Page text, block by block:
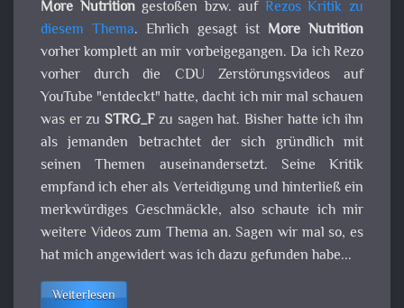
More Nutritiongestoßen bzw. auf Rezos Kritik zu
diesem Thema. Ehrlich gesagt ist More Nutrition
vorher komplett an mir vorbeigegangen. Da ich Rezo
vorher durch die CDU Zerstörungsvideos auf
YouTube "entdeckt" hatte, dacht ich mir mal schauen
was er zu STRG_Fzu sagen hat. Bisher hatte ich ihn
als jemanden betrachtet der sich gründlich mit
seinen Themen auseinandersetzt. Seine Kritik
empfand ich eher als Verteidigung und hinterließ ein
merkwürdiges Geschmäckle, also schaute ich mir
weitere Videos zum Thema an. Sagen wir mal so, es
hat mich angewidert was ich dazu gefunden habe...
Weiterlesen